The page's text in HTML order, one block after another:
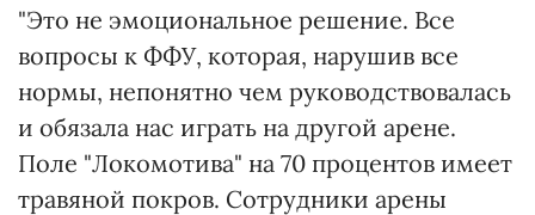
"Это не эмоциональное решение. Все
вопросы к ФФУ, которая, нарушив все
нормы, непонятно чем руководствовалась
и обязала нас играть на другой арене.
Поле "Локомотива" на 70 процентов имеет
травяной покров. Сотрудники арены